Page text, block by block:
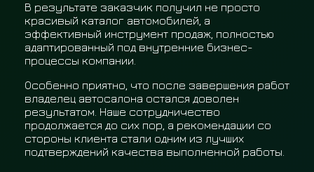
В результате заказчик получил не просто
красивый каталог автомобилей, а
эффективный инструмент продаж, полностью
адаптированный под внутренние бизнес-
процессы компании.
Особенно приятно, что после завершения работ
владелец автосалона остался доволен
результатом. Наше сотрудничество
продолжается до сих пор, а рекомендации со
стороны клиента стали одним из лучших
подтверждений качества выполненной работы.